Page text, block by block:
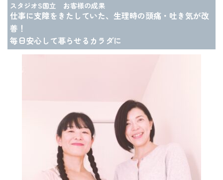
スタジオS国立 お客様の成果
仕事に支障をきたしていた、生理時の頭痛・吐き気が改
善！
毎日安心して暮らせるカラダに